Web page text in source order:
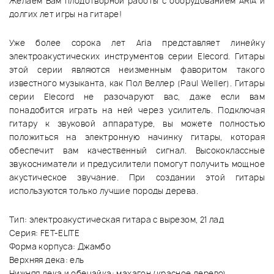
долгих лет игры на гитаре!
Уже более сорока лет Aria представляет линейку
электроакустических инструментов серии Elecord. Гитары
этой серии являются неизменным фаворитом такого
известного музыканта, как Пол Веллер (Paul Weller). Гитары
серии Elecord не разочаруют вас, даже если вам
понадобится играть на ней через усилитель. Подключая
гитару к звуковой аппаратуре, вы можете полностью
положиться на электронную начинку гитары, которая
обеспечит вам качественный сигнал. Высококлассные
звукосниматели и предусилители помогут получить мощное
акустическое звучание. При создании этой гитары
используются только лучшие породы дерева.
Тип: электроакустическая гитара с вырезом, 21 лад
Серия: FET-ELITE
Форма корпуса: Джамбо
Верхняя дека: ель